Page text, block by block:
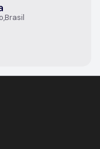
,Brasil